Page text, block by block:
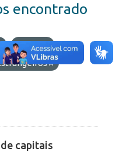
encontrado
OData
capitais